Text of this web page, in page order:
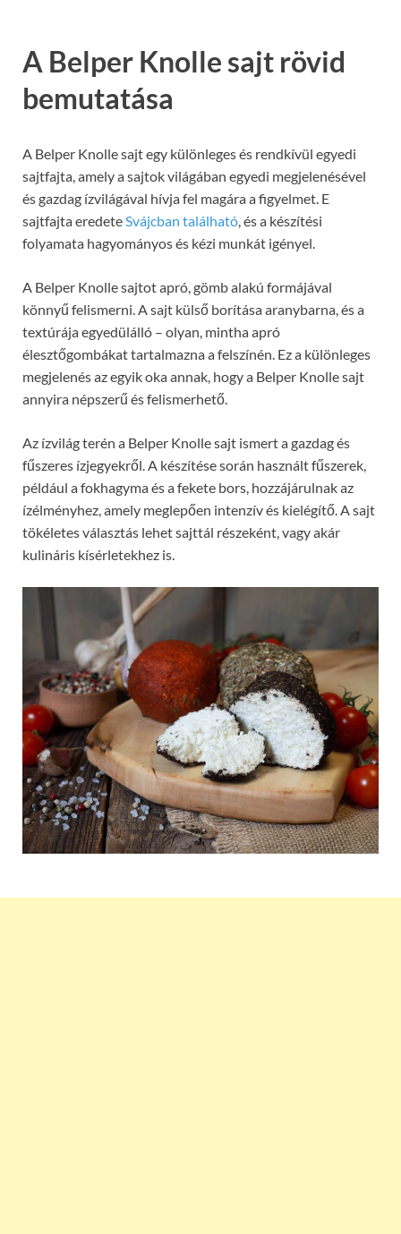
A Belper Knolle sajt rövid
bemutatása
A Belper Knolle sajt egy különleges és rendkívül egyedi
sajtfajta, amely a sajtok világában egyedi megjelenésével
és gazdag ízvilágával hívja fel magára a figyelmet. E
sajtfajta eredete Svájcban található , és a készítési
folyamata hagyományos és kézi munkát igényel.
A Belper Knolle sajtot apró, gömb alakú formájával
könnyű felismerni. A sajt külső borítása aranybarna, és a
textúrája egyedülálló – olyan, mintha apró
élesztőgombákat tartalmazna a felszínén. Ez a különleges
megjelenés az egyik oka annak, hogy a Belper Knolle sajt
annyira népszerű és felismerhető.
Az ízvilág terén a Belper Knolle sajt ismert a gazdag és
fűszeres ízjegyekről. A készítése során használt fűszerek,
például a fokhagyma és a fekete bors, hozzájárulnak az
ízélményhez, amely meglepően intenzív és kielégítő. A sajt
tökéletes választás lehet sajttál részeként, vagy akár
kulináris kísérletekhez is.